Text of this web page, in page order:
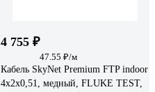
4 755 ₽
47.55 ₽/м
Кабель SkyNet Premium FTP indoor
4x2x0,51, медный, FLUKE TEST,